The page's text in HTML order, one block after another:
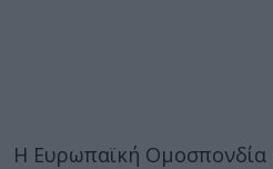
Η Ευρωπαϊκή